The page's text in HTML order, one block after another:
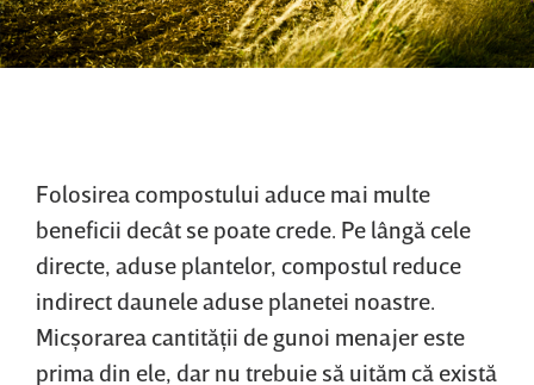
Folosirea compostului aduce mai multe
beneficii decât se poate crede. Pe lângă cele
directe, aduse plantelor, compostul reduce
indirect daunele aduse planetei noastre.
Micşorarea cantităţii de gunoi menajer este
prima din ele, dar nu trebuie să uităm că există